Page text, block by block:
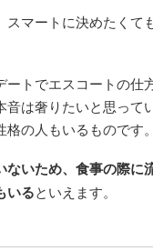
スマートに決めたくて
ートでエスコートの仕
音は奢りたいと思って
の人もいるものです。
ないため、食事の際に
いるといえます。